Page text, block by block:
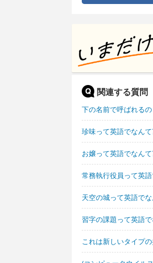
関連する質問
下の名前で呼ばれる
珍味って英語でなん
お嬢って英語でなん
常務執行役員って英
天空の城って英語で
習字の課題って英語
これは新しいタイプ